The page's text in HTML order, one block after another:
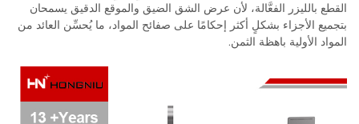
القطع بالليزر الفعَّالة، لأن عرض الشق الضيق والموقع الدقيق يسمحان
بتجميع الأجزاء بشكلٍ أكثر إحكامًا على صفائح المواد، ما يُحسِّن العائد من
المواد الأولية باهظة الثمن.